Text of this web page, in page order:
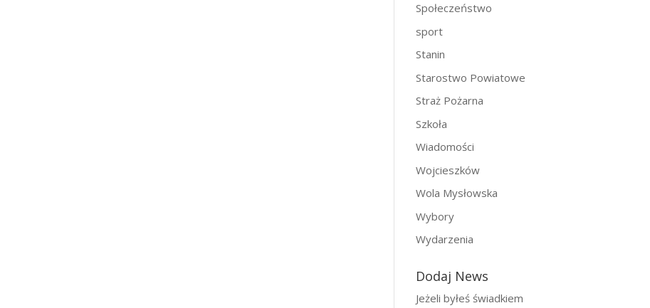
Społeczeństwo
sport
Stanin
Starostwo Powiatowe
Straż Pożarna
Szkoła
Wiadomości
Wojcieszków
Wola Mysłowska
Wybory
Wydarzenia
Dodaj News
Jeżeli byłeś świadkiem